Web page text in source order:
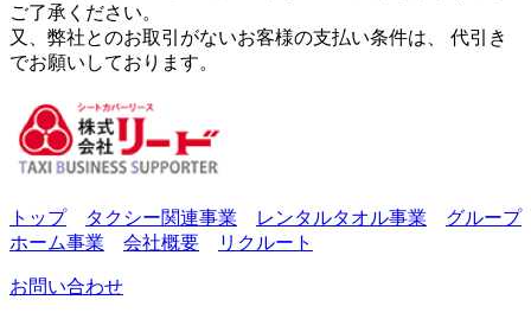
ご了承ください。
又、弊社とのお取引がないお客様の支払い条件は、 代引き
でお願いしております。
トップ タクシー関連事業 レンタルタオル事業
グループ
ホーム事業
会社概要 リクルート
お問い合わせ